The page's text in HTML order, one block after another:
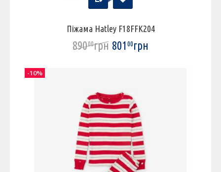
Піжама Hatley F18FFK204
89000грн 80100грн
-10%